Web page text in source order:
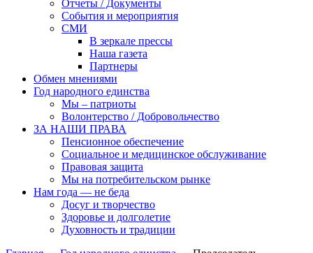
Отчеты / Документы
События и мероприятия
СМИ
В зеркале прессы
Наша газета
Партнеры
Обмен мнениями
Год народного единства
Мы – патриоты
Волонтерство / Добровольчество
ЗА НАШИ ПРАВА
Пенсионное обеспечение
Социальное и медицинское обслуживание
Правовая защита
Мы на потребительском рынке
Нам года — не беда
Досуг и творчество
Здоровье и долголетие
Духовность и традиции